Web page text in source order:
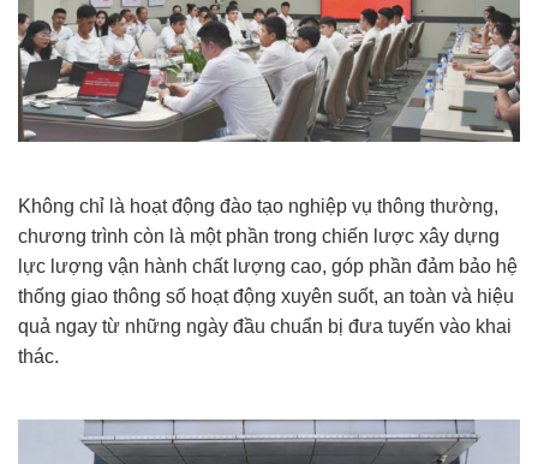
Không chỉ là hoạt động đào tạo nghiệp vụ thông thường,
chương trình còn là một phần trong chiến lược xây dựng
lực lượng vận hành chất lượng cao, góp phần đảm bảo hệ
thống giao thông số hoạt động xuyên suốt, an toàn và hiệu
quả ngay từ những ngày đầu chuẩn bị đưa tuyến vào khai
thác.